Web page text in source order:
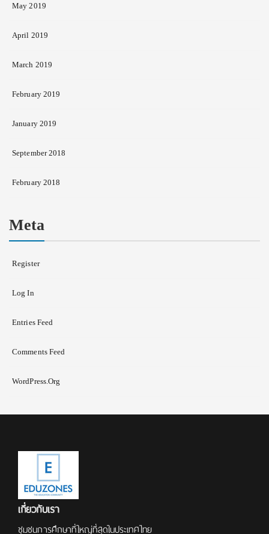
May 2019
April 2019
March 2019
February 2019
January 2019
September 2018
February 2018
Meta
Register
Log In
Entries Feed
Comments Feed
WordPress.org
เกี่ยวกับเรา
ชุมชนการศึกษาที่ใหญ่ที่สุดในประเทศไทย